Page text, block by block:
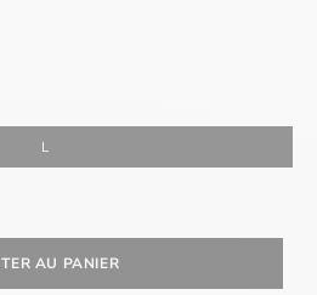
L
AU PANIER